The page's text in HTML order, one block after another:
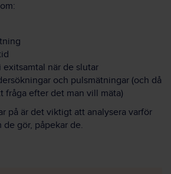
exitsamtal när de slutar
och pulsmätningar (och då
fråga efter det man vill mäta)
på är det viktigt att analysera varför
de gör, påpekar de.